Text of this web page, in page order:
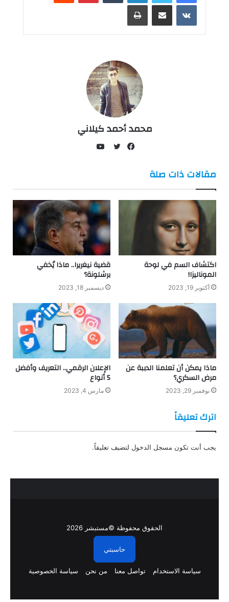
مشاركة عبر البريد طباعة
محمد أحمد كيلاني
مقالات ذات صلة
اكتشاف السم في لوحة
الموناليزا!
أكتوبر 19, 2023
قضية نيغريرا.. ماذا يُخفي
برشلونة؟
ديسمبر 18, 2023
ماذا يمكن أن تعلمنا الدببة عن
مرض السكري؟
نوفمبر 29, 2023
الإعلان الرقمي.. التعريف وأفضل
5 أنواع
مارس 4, 2023
اترك تعليقاً
يجب أنت تكون مسجل الدخول لتضيف تعليقاً.
الحقوق محفوظة ©مستبشر 2026
حاسبتي
سياسة الاستخدام تواصل معنا من نحن سياسة الخصوصية